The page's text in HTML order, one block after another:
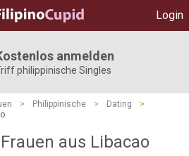
Login
anmelden
philippinische Singles
> Philippinische > Dating
>
aus Libacao